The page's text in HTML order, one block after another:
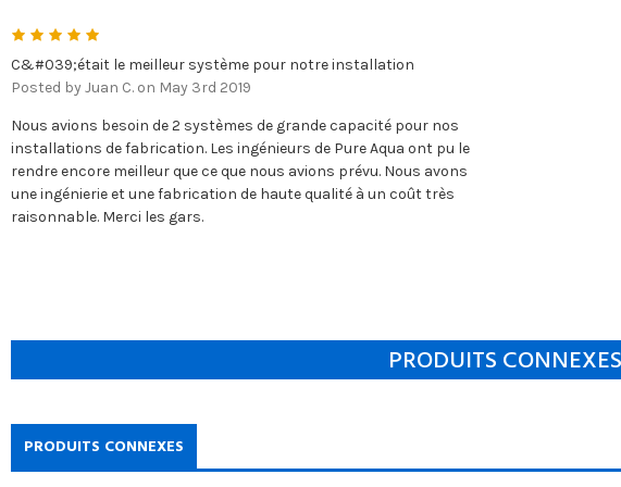
C&#039;était le meilleur système pour notre installation
Posted by Juan C. on May 3rd 2019
Nous avions besoin de 2 systèmes de grande capacité pour nos
installations de fabrication. Les ingénieurs de Pure Aqua ont pu le
rendre encore meilleur que ce que nous avions prévu. Nous avons
une ingénierie et une fabrication de haute qualité à un coût très
raisonnable. Merci les gars.
PRODUITS CONNEXES
PRODUITS CONNEXES